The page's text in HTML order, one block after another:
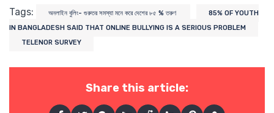
Tags: অনলাইন বুলিং- গুরুতর সমস্যা মনে করে দেশের ৮৫ % তরুণ
85% OF YOUTH
IN BANGLADESH SAID THAT ONLINE BULLYING IS A SERIOUS PROBLEM
TELENOR SURVEY
Share this article: